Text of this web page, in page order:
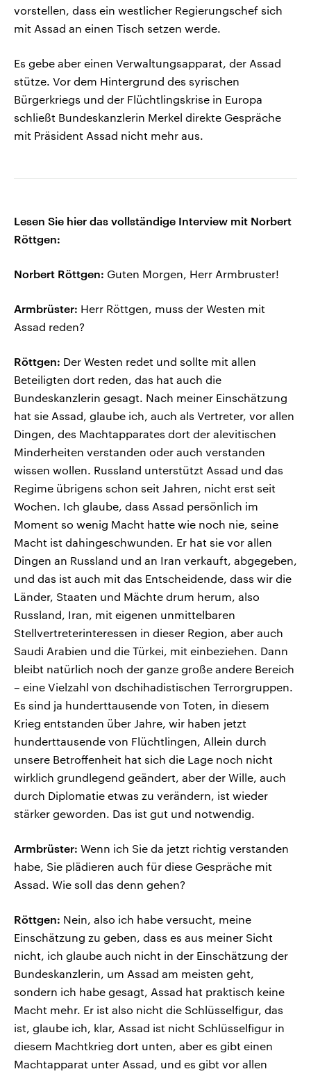
vorstellen, dass ein westlicher Regierungschef sich
mit Assad an einen Tisch setzen werde.
Es gebe aber einen Verwaltungsapparat, der Assad
stütze. Vor dem Hintergrund des syrischen
Bürgerkriegs und der Flüchtlingskrise in Europa
schließt Bundeskanzlerin Merkel direkte Gespräche
mit Präsident Assad nicht mehr aus.
Lesen Sie hier das vollständige Interview mit Norbert
Röttgen:
Norbert Röttgen: Guten Morgen, Herr Armbruster!
Armbrüster: Herr Röttgen, muss der Westen mit
Assad reden?
Röttgen: Der Westen redet und sollte mit allen
Beteiligten dort reden, das hat auch die
Bundeskanzlerin gesagt. Nach meiner Einschätzung
hat sie Assad, glaube ich, auch als Vertreter, vor allen
Dingen, des Machtapparates dort der alevitischen
Minderheiten verstanden oder auch verstanden
wissen wollen. Russland unterstützt Assad und das
Regime übrigens schon seit Jahren, nicht erst seit
Wochen. Ich glaube, dass Assad persönlich im
Moment so wenig Macht hatte wie noch nie, seine
Macht ist dahingeschwunden. Er hat sie vor allen
Dingen an Russland und an Iran verkauft, abgegeben,
und das ist auch mit das Entscheidende, dass wir die
Länder, Staaten und Mächte drum herum, also
Russland, Iran, mit eigenen unmittelbaren
Stellvertreterinteressen in dieser Region, aber auch
Saudi Arabien und die Türkei, mit einbeziehen. Dann
bleibt natürlich noch der ganze große andere Bereich
– eine Vielzahl von dschihadistischen Terrorgruppen.
Es sind ja hunderttausende von Toten, in diesem
Krieg entstanden über Jahre, wir haben jetzt
hunderttausende von Flüchtlingen, Allein durch
unsere Betroffenheit hat sich die Lage noch nicht
wirklich grundlegend geändert, aber der Wille, auch
durch Diplomatie etwas zu verändern, ist wieder
stärker geworden. Das ist gut und notwendig.
Armbrüster: Wenn ich Sie da jetzt richtig verstanden
habe, Sie plädieren auch für diese Gespräche mit
Assad. Wie soll das denn gehen?
Röttgen: Nein, also ich habe versucht, meine
Einschätzung zu geben, dass es aus meiner Sicht
nicht, ich glaube auch nicht in der Einschätzung der
Bundeskanzlerin, um Assad am meisten geht,
sondern ich habe gesagt, Assad hat praktisch keine
Macht mehr. Er ist also nicht die Schlüsselfigur, das
ist, glaube ich, klar, Assad ist nicht Schlüsselfigur in
diesem Machtkrieg dort unten, aber es gibt einen
Machtapparat unter Assad, und es gibt vor allen